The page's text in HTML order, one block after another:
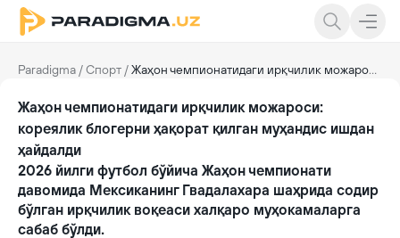
Paradigma /Спорт /Жаҳон чемпионатидаги ирқчилик можароси: кореялик блогерни ҳақорат қилган муҳандис ишдан ҳайдалди
Жаҳон чемпионатидаги ирқчилик можароси:
кореялик блогерни ҳақорат қилган муҳандис ишдан
ҳайдалди
2026 йилги футбол бўйича Жаҳон чемпионати
давомида Мексиканинг Гвадалахара шаҳрида содир
бўлган ирқчилик воқеаси халқаро муҳокамаларга
сабаб бўлди.